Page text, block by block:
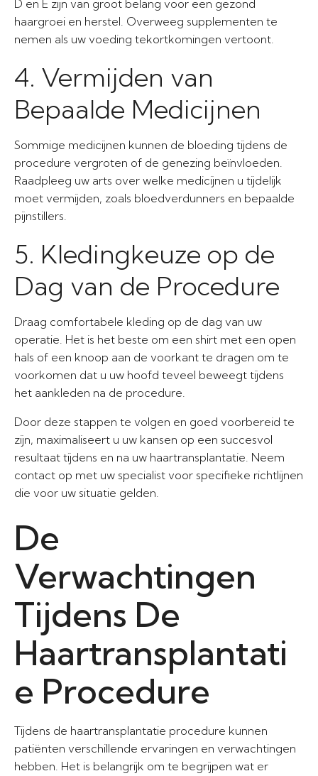
D en E zijn van groot belang voor een gezond
haargroei en herstel. Overweeg supplementen te
nemen als uw voeding tekortkomingen vertoont.
4. Vermijden van
Bepaalde Medicijnen
Sommige medicijnen kunnen de bloeding tijdens de
procedure vergroten of de genezing beïnvloeden.
Raadpleeg uw arts over welke medicijnen u tijdelijk
moet vermijden, zoals bloedverdunners en bepaalde
pijnstillers.
5. Kledingkeuze op de
Dag van de Procedure
Draag comfortabele kleding op de dag van uw
operatie. Het is het beste om een shirt met een open
hals of een knoop aan de voorkant te dragen om te
voorkomen dat u uw hoofd teveel beweegt tijdens
het aankleden na de procedure.
Door deze stappen te volgen en goed voorbereid te
zijn, maximaliseert u uw kansen op een succesvol
resultaat tijdens en na uw haartransplantatie. Neem
contact op met uw specialist voor specifieke richtlijnen
die voor uw situatie gelden.
De
Verwachtingen
Tijdens De
Haartransplantati
e Procedure
Tijdens de haartransplantatie procedure kunnen
patiënten verschillende ervaringen en verwachtingen
hebben. Het is belangrijk om te begrijpen wat er